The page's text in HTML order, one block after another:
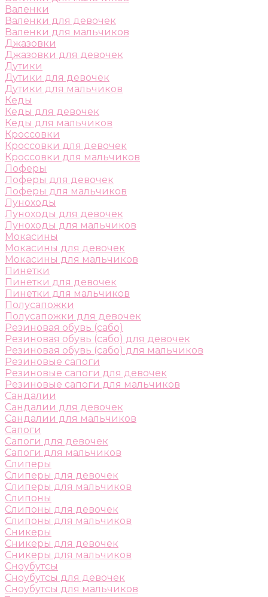
Валенки
Валенки для девочек
Валенки для мальчиков
Джазовки
Джазовки для девочек
Дутики
Дутики для девочек
Дутики для мальчиков
Кеды
Кеды для девочек
Кеды для мальчиков
Кроссовки
Кроссовки для девочек
Кроссовки для мальчиков
Лоферы
Лоферы для девочек
Лоферы для мальчиков
Луноходы
Луноходы для девочек
Луноходы для мальчиков
Мокасины
Мокасины для девочек
Мокасины для мальчиков
Пинетки
Пинетки для девочек
Пинетки для мальчиков
Полусапожки
Полусапожки для девочек
Резиновая обувь (сабо)
Резиновая обувь (сабо) для девочек
Резиновая обувь (сабо) для мальчиков
Резиновые сапоги
Резиновые сапоги для девочек
Резиновые сапоги для мальчиков
Сандалии
Сандалии для девочек
Сандалии для мальчиков
Сапоги
Сапоги для девочек
Сапоги для мальчиков
Слиперы
Слиперы для девочек
Слиперы для мальчиков
Слипоны
Слипоны для девочек
Слипоны для мальчиков
Сникеры
Сникеры для девочек
Сникеры для мальчиков
Сноубутсы
Сноубутсы для девочек
Сноубутсы для мальчиков